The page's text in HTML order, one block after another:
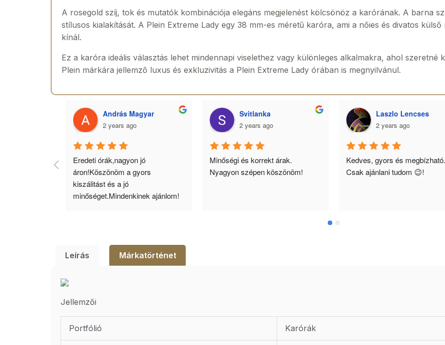
A rosegold szíj, tok és mutatók kombinációja elegáns megjelenést kölcsönöz a karórának. A barna
stílusos kialakítását. A Plein Extreme Lady egy 38 mm-es méretű karóra, ami a nőies és divatos
kínál.
Ez a karóra ideális választás lehet mindennapi viselethez vagy különleges alkalmakra, ahol szeretné
Plein márkára jellemző luxus és exkluzivitás a Plein Extreme Lady órában is megnyilvánul.
András Magyar
2 years ago
Eredeti órák,nagyon jó
áron!Köszönöm a gyors
kiszálitást és a jó
minőséget.Mindenkinek ajánlom!
Svitlanka
2 years ago
Minőségi és korrekt árak.
Nyagyon szépen köszönöm!
Laszlo Lencses
2 years ago
Kedves, gyors és megbízható.
Csak ajánlani tudom 😉!
Leírás Márkatörténet
Jellemzői
Portfólió Karórák